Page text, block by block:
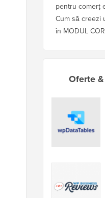
pentru comerț
Cum să creezi
în MODUL
Oferte